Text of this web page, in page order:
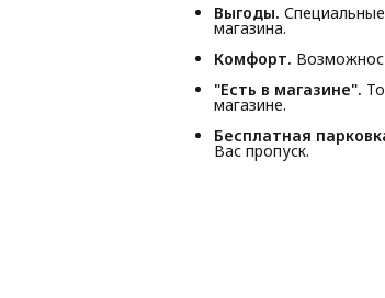
Выгоды.
магазина.
Комфорт.
"Есть в магазине".
магазине.
Бесплатная
Вас пропуск.